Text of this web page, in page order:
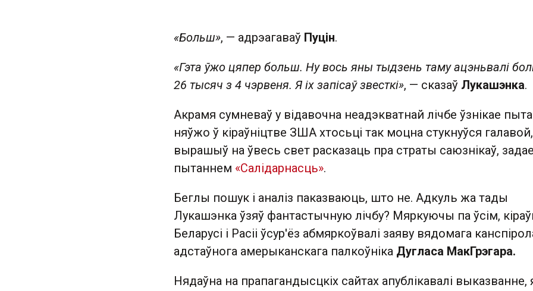
«Больш», — адрэагаваў Пуцін.
«Гэта ўжо цяпер больш. Ну вось яны тыдзень таму ацэньвалі
26 тысяч з 4 чэрвеня. Я іх запісаў звесткі», — сказаў Лукашэнка.
Акрамя сумневаў у відавочна неадэкватнай лічбе ўзнікае
няўжо ў кіраўніцтве ЗША хтосьці так моцна стукнуўся
вырашыў на ўвесь свет расказаць пра страты саюзнікаў,
пытаннем «Салідарнасць».
Беглы пошук і аналіз паказваюць, што не. Адкуль жа тады
Лукашэнка ўзяў фантастычную лічбу? Мяркуючы па ўсім,
Беларусі і Расіі ўсур'ёз абмяркоўвалі заяву вядомага
адстаўнога амерыканскага палкоўніка Дугласа МакГрэгара.
Нядаўна на прапагандысцкіх сайтах апублікавалі выказванне,